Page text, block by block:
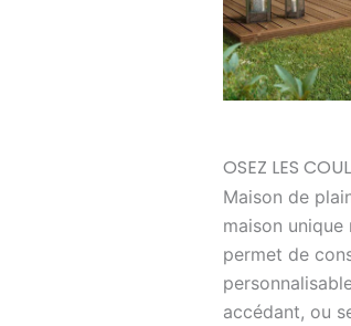
OSEZ LES
Maison de
maison unique
permet de
accédant, ou